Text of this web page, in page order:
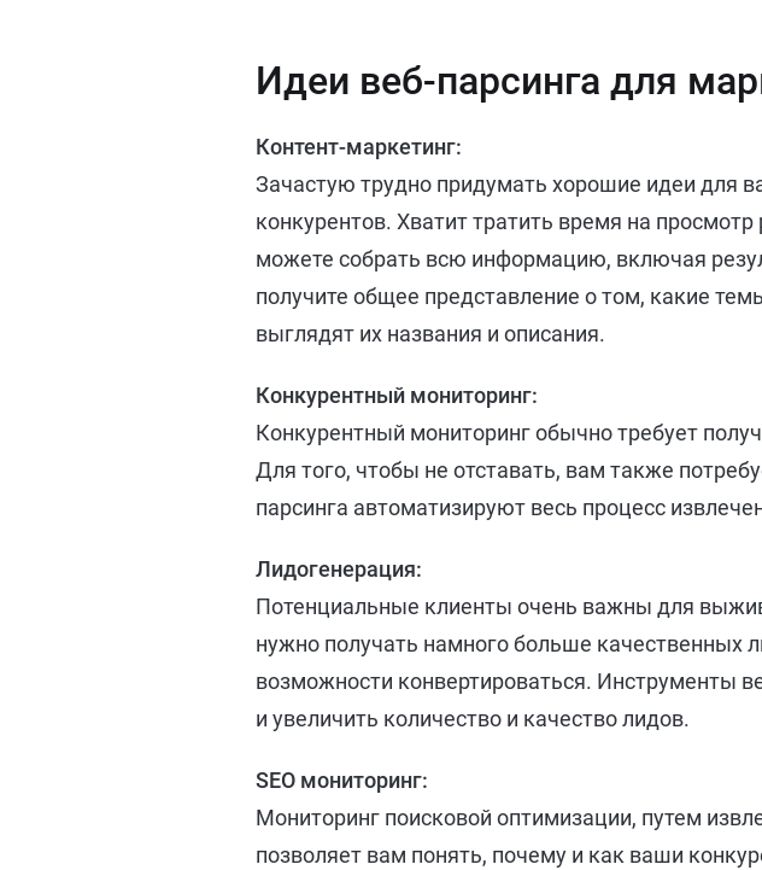
Идеи веб-парсинга для
Контент-маркетинг:
Зачастую трудно придумать хорошие идеи для
конкурентов. Хватит тратить время на
можете собрать всю информацию, включая
получите общее представление о том, какие
выглядят их названия и описания.
Конкурентный мониторинг:
Конкурентный мониторинг обычно требует
Для того, чтобы не отставать, вам также
парсинга автоматизируют весь процесс
Лидогенерация:
Потенциальные клиенты очень важны для
нужно получать намного больше качественных
возможности конвертироваться. Инструменты
и увеличить количество и качество лидов.
SEO мониторинг:
Мониторинг поисковой оптимизации, путем
позволяет вам понять, почему и как ваши